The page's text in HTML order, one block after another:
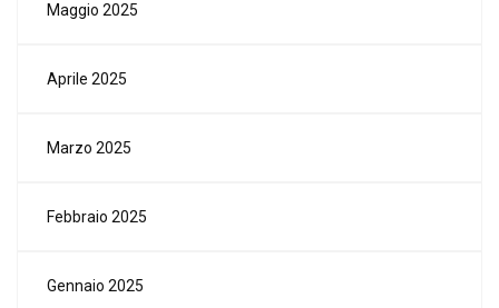
Maggio 2025
Aprile 2025
Marzo 2025
Febbraio 2025
Gennaio 2025